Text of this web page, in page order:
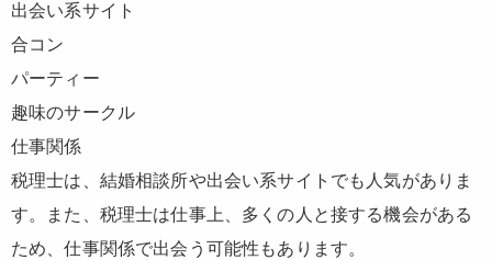
出会い系サイト
合コン
パーティー
趣味のサークル
仕事関係
税理士は、結婚相談所や出会い系サイトでも人気がありま
す。また、税理士は仕事上、多くの人と接する機会がある
ため、仕事関係で出会う可能性もあります。